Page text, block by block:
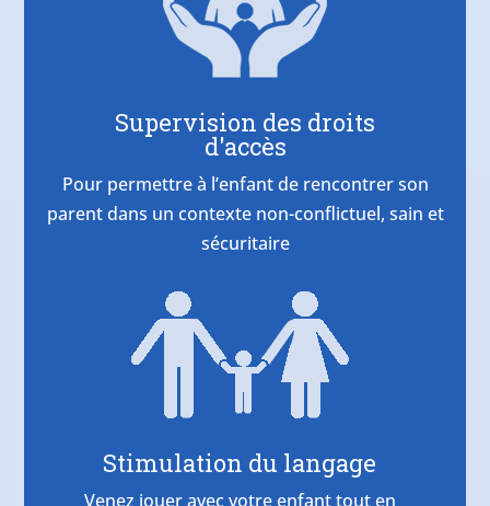
Supervision des droits
d'accès
Pour permettre à l’enfant de rencontrer son
parent dans un contexte non-conflictuel, sain et
sécuritaire
Stimulation du langage
Venez jouer avec votre enfant tout en